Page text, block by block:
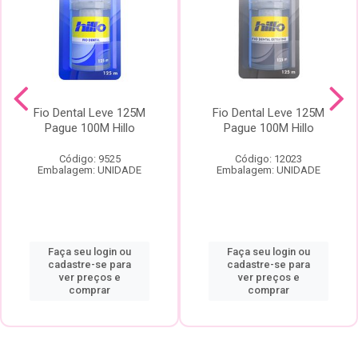
Fio Dental Leve 125M
Pague 100M Hillo
Código: 9525
Embalagem: UNIDADE
Faça seu login ou
cadastre-se para
ver preços e
comprar
Fio Dental Leve 125M
Pague 100M Hillo
Código: 12023
Embalagem: UNIDADE
Faça seu login ou
cadastre-se para
ver preços e
comprar